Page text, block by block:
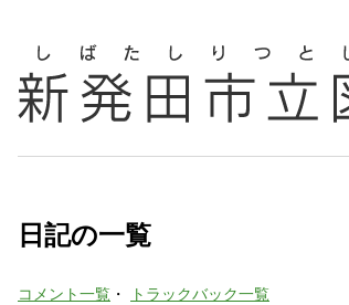
日記の一覧
コメント一覧 ・
トラックバック一覧